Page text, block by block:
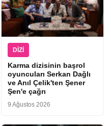
DIZI
Karma dizisinin başrol
oyuncuları Serkan Dağlı
ve Anıl Çelik'ten Şener
Şen'e çağrı
9 Ağustos 2026